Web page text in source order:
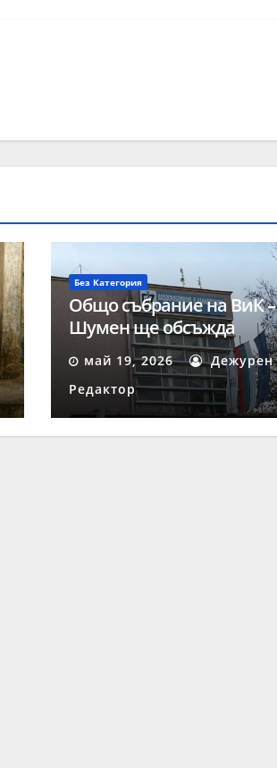
Без Категория
Общо събрание на ВиК –
Шумен ще обсъжда
ключови въпроси на 26
маймай 19, 2026
Дежурен
Редактор